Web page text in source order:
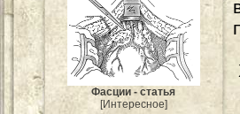
Фасции - статья
[Интересное]